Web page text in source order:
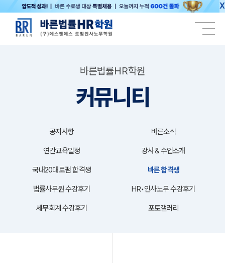
X
바른법률HR학원
커뮤니티
공지사항 바른소식
연간교육일정 강사＆수업소개
국내20대로펌 합격생 바른 합격생
법률사무원 수강후기 HR•인사노무 수강후기
세무회계 수강후기 포토갤러리